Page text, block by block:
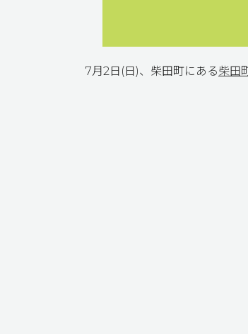
7月2日(日)、柴田町にある柴田